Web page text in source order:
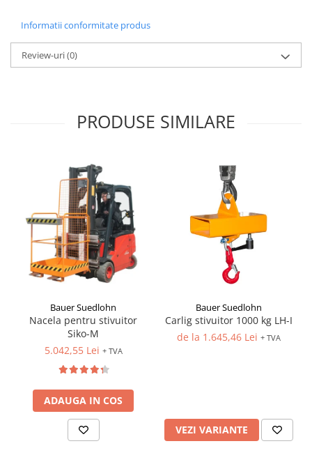
Informatii conformitate produs
Review-uri(0)
PRODUSE SIMILARE
Bauer Suedlohn
Nacela pentru stivuitor
Siko-M
5.042,55 Lei + TVA
ADAUGA IN COS
Bauer Suedlohn
Carlig stivuitor 1000 kg LH-I
de la 1.645,46 Lei + TVA
VEZI VARIANTE